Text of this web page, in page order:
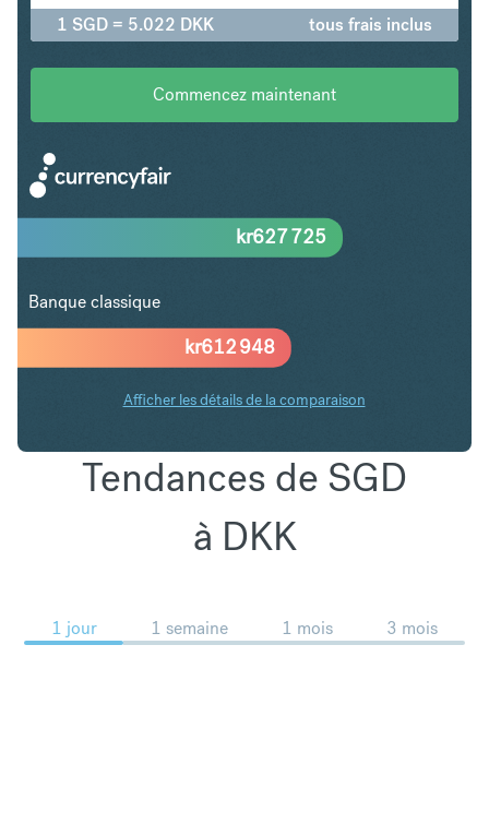
1 SGD = 5.022 DKK tous frais inclus
Commencez maintenant
kr612 948
kr627 725
Banque classique
Afficher les détails de la comparaison
Tendances de SGD
à DKK
1 jour 1 semaine 1 mois 3 mois